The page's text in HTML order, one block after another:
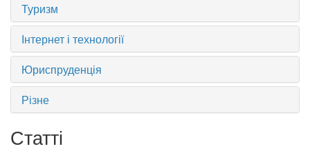
Туризм
Інтернет і технології
Юриспруденція
Різне
Статті